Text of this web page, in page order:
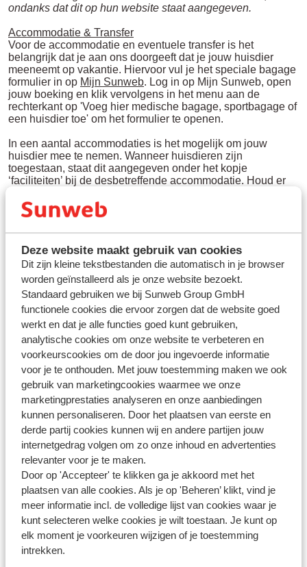
Deze website maakt gebruik van cookies
Dit zijn kleine tekstbestanden die automatisch in je browser
worden geïnstalleerd als je onze website bezoekt.
Standaard gebruiken we bij Sunweb Group GmbH
functionele cookies die ervoor zorgen dat de website goed
werkt en dat je alle functies goed kunt gebruiken,
analytische cookies om onze website te verbeteren en
voorkeurscookies om de door jou ingevoerde informatie
voor je te onthouden. Met jouw toestemming maken we ook
gebruik van marketingcookies waarmee we onze
marketingprestaties analyseren en onze aanbiedingen
kunnen personaliseren. Door het plaatsen van eerste en
derde partij cookies kunnen wij en andere partijen jouw
internetgedrag volgen om zo onze inhoud en advertenties
relevanter voor je te maken.
Door op 'Accepteer' te klikken ga je akkoord met het
plaatsen van alle cookies. Als je op 'Beheren’ klikt, vind je
meer informatie incl. de volledige lijst van cookies waar je
kunt selecteren welke cookies je wilt toestaan. Je kunt op
elk moment je voorkeuren wijzigen of je toestemming
intrekken.
ondanks dat dit op hun website staat aangegeven.
Accommodatie & Transfer
Voor de accommodatie en eventuele transfer is het
belangrijk dat je aan ons doorgeeft dat je jouw huisdier
meeneemt op vakantie. Hiervoor vul je het speciale bagage
formulier in op Mijn Sunweb. Log in op Mijn Sunweb, open
jouw boeking en klik vervolgens in het menu aan de
rechterkant op 'Voeg hier medische bagage, sportbagage of
een huisdier toe' om het formulier te openen.
In een aantal accommodaties is het mogelijk om jouw
huisdier mee te nemen. Wanneer huisdieren zijn
toegestaan, staat dit aangegeven onder het kopje
‘faciliteiten’ bij de desbetreffende accommodatie. Houd er
worden voor het meenemen van jouw huisdier. Deze kosten
betaal je ter plaatse bij aankomst bij de receptie
en hulphonden) niet altijd mee kunnen in de transferbus.
Jouw huisdier kan ook alleen vervoerd worden in een
draagmand, tussen de koffers, onder in het ruim van de bus.
In de bus zelf zijn huisdieren door Europese regelgevingen
niet toegestaan. Het is mogelijk dat er extra kosten in
rekening gebracht worden voor het meenemen van jouw
huisdier in de transferbus.
Goed om te weten!
Het is belangrijk dat jouw huisdier is gechipt en bezit
over de juiste vaccinaties.
Neem je een assistentie- of hulphond mee? Dan moet
deze in het bezit zijn van een geldig certificaat. Neem
contact met ons op om jouw assistentie- of hulphond
aan te melden. Meer informatie over hulp en
begeleiding op de luchthaven vind jehier.
Vragen over hetzelfde onderwerp